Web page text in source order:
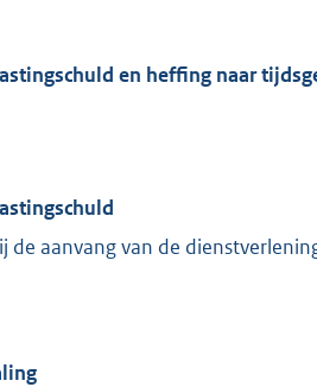
en heffing naar
de aanvang van de